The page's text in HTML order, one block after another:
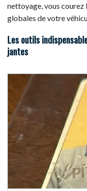
nettoyage, vous courez
globales de votre
Les outils
jantes